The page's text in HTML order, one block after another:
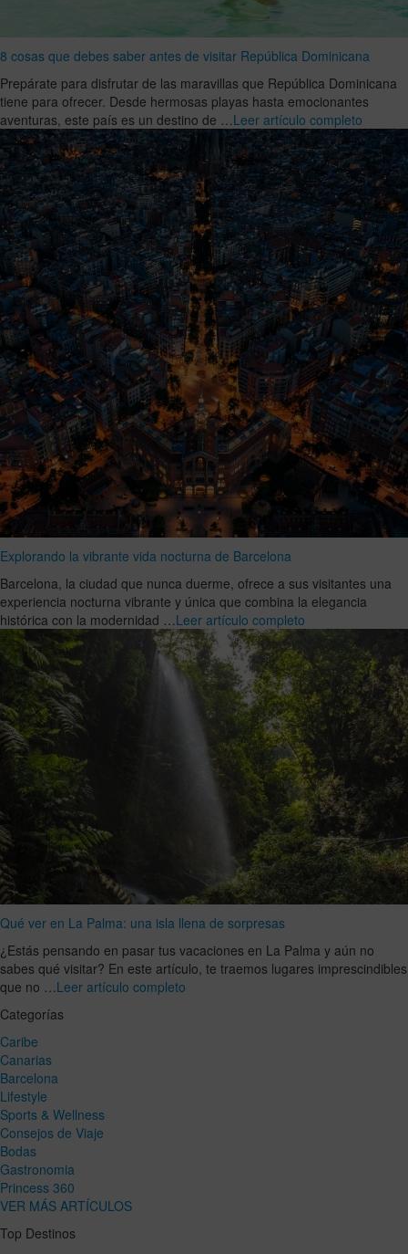
8 cosas que debes saber antes de visitar República Dominicana
Prepárate para disfrutar de las maravillas que República Dominicana
tiene para ofrecer. Desde hermosas playas hasta emocionantes
aventuras, este país es un destino de …Leer artículo completo
Explorando la vibrante vida nocturna de Barcelona
Barcelona, la ciudad que nunca duerme, ofrece a sus visitantes una
experiencia nocturna vibrante y única que combina la elegancia
histórica con la modernidad …Leer artículo completo
Qué ver en La Palma: una isla llena de sorpresas
¿Estás pensando en pasar tus vacaciones en La Palma y aún no
sabes qué visitar? En este artículo, te traemos lugares imprescindibles
que no …Leer artículo completo
Categorías
Caribe
Canarias
Barcelona
Lifestyle
Sports & Wellness
Consejos de Viaje
Bodas
Gastronomia
Princess 360
VER MÁS ARTÍCULOS
Top Destinos